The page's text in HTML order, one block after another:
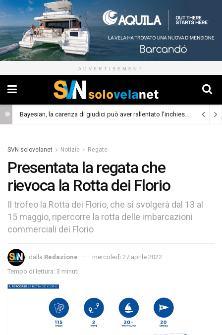
ADVERTISEMENT
Bayesian, la carenza di giudici può aver rallentato l’inchiesta (Cronaca)
SVN solovelanet Notizie Regate
Presentata la regata che
rievoca la Rotta dei Florio
Il trofeo la Rotta dei Florio, che si svolgerà dal 13 al
15 maggio, ripercorre la rotta delle imbarcazioni
commerciali dei Florio
dalla Redazione
mercoledì 27 aprile 2022
Tempo di lettura: 3 minuti